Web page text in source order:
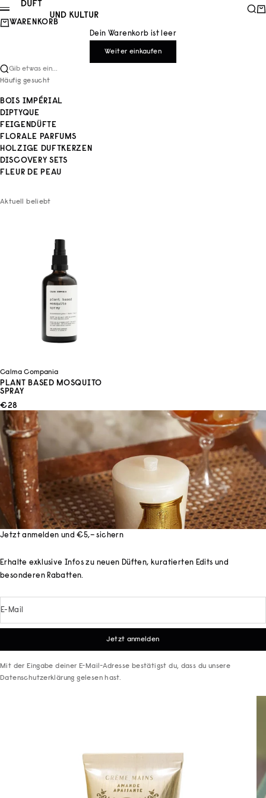
Zum Inhalt springen
Duft und Kultur
Menü
WARENKORB
Dein Warenkorb ist leer
Weiter einkaufen
Gib etwas ein...
Häufig gesucht
BOIS IMPÉRIAL
DIPTYQUE
FEIGENDÜFTE
FLORALE PARFUMS
HOLZIGE DUFTKERZEN
DISCOVERY SETS
FLEUR DE PEAU
Aktuell beliebt
Calma Compania
PLANT BASED MOSQUITO
SPRAY
ANGEBOT
€28
Jetzt anmelden und €5,– sichern
Erhalte exklusive Infos zu neuen Düften, kuratierten Edits und
besonderen Rabatten.
E-Mail
Jetzt anmelden
Mit der Eingabe deiner E-Mail-Adresse bestätigst du, dass du unsere
Datenschutzerklärung gelesen hast.